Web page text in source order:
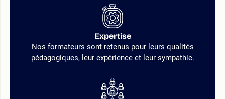
Expertise
Nos formateurs sont retenus pour leurs qualités
pédagogiques, leur expérience et leur sympathie.